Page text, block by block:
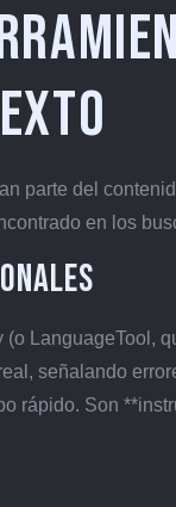
parte del
en los
LanguageTool,
señalando
rápido. Son